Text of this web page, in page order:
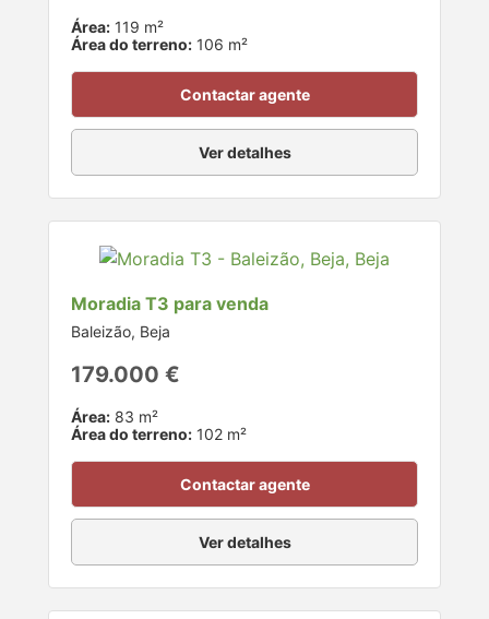
Área: 119 m²
Área do terreno: 106 m²
Contactar agente
Ver detalhes
Moradia T3 para venda
Baleizão, Beja
179.000 €
Área: 83 m²
Área do terreno: 102 m²
Contactar agente
Ver detalhes